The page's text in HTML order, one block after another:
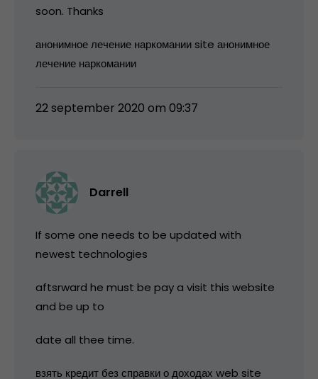
soon. Thanks
анонимное лечение наркомании site анонимное
лечение наркомании
22 september 2020 om 09:37
Darrell
If some one needs to be updated with
newest technologies
aftsrward he must be pay a visit this website
and be up to
date all thee time.
взять кредит без справки о доходах web site